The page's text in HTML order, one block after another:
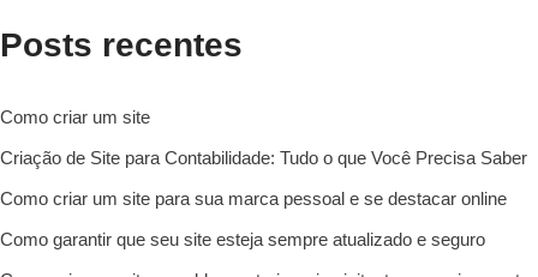
Posts recentes
Como criar um site
Criação de Site para Contabilidade: Tudo o que Você Precisa Saber
Como criar um site para sua marca pessoal e se destacar online
Como garantir que seu site esteja sempre atualizado e seguro